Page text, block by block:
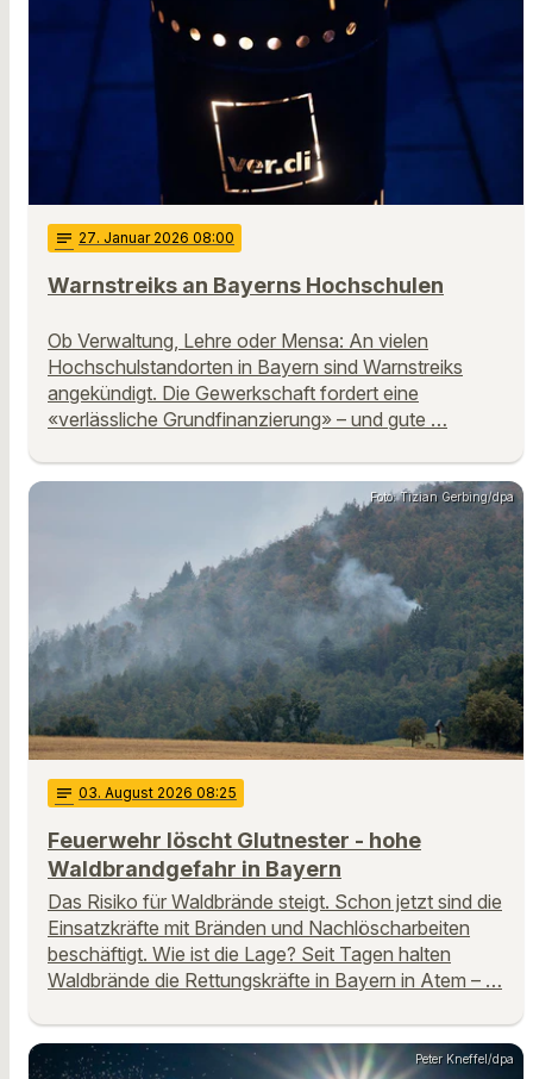
notes 27. Januar 2026 08:00
Warnstreiks an Bayerns Hochschulen
Ob Verwaltung, Lehre oder Mensa: An vielen
Hochschulstandorten in Bayern sind Warnstreiks
angekündigt. Die Gewerkschaft fordert eine
«verlässliche Grundfinanzierung» – und gute …
Foto: Tizian Gerbing/dpa
notes 03. August 2026 08:25
Feuerwehr löscht Glutnester - hohe
Waldbrandgefahr in Bayern
Das Risiko für Waldbrände steigt. Schon jetzt sind die
Einsatzkräfte mit Bränden und Nachlöscharbeiten
beschäftigt. Wie ist die Lage? Seit Tagen halten
Waldbrände die Rettungskräfte in Bayern in Atem – …
Peter Kneffel/dpa